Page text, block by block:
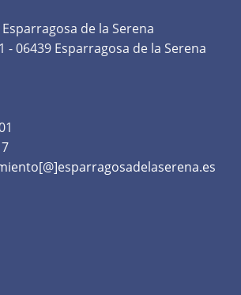
de la Serena
- 06439 Esparragosa de la Serena